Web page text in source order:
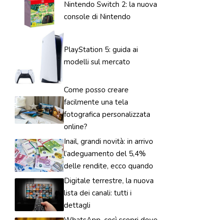
Nintendo Switch 2: la nuova
console di Nintendo
PlayStation 5: guida ai
modelli sul mercato
Come posso creare
facilmente una tela
fotografica personalizzata
online?
Inail, grandi novità: in arrivo
l’adeguamento del 5,4%
delle rendite, ecco quando
Digitale terrestre, la nuova
lista dei canali: tutti i
dettagli